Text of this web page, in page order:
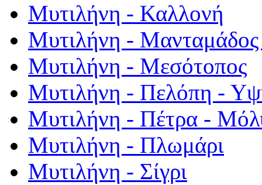
Μυτιλήνη - Καλλονή
Μυτιλήνη - Μανταμάδος
Μυτιλήνη - Μεσότοπος
Μυτιλήνη - Πελόπη -
Μυτιλήνη - Πέτρα -
Μυτιλήνη - Πλωμάρι
Μυτιλήνη - Σίγρι